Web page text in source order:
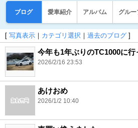
ブログ 愛車紹介 アルバム グルー
[ 写真表示 ｜ カテゴリ選択 ｜ 過去のブログ ]
今年も1年ぶりのTC1000に行
2026/2/16 23:53
あけおめ
2026/1/2 10:40